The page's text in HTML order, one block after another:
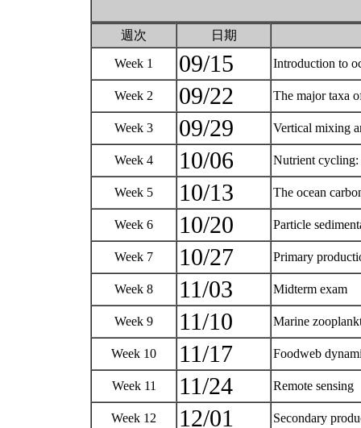
週次 日期
Week 1 09/15 Introduction to
Week 2 09/22 The major taxa
Week 3 09/29 Vertical mixing
Week 4 10/06 Nutrient cycling:
Week 5 10/13 The ocean
Week 6 10/20 Particle
Week 7 10/27 Primary
Week 8 11/03 Midterm exam
Week 9 11/10 Marine
Week 10 11/17 Foodweb
Week 11 11/24 Remote sensing
Week 12 12/01 Secondary